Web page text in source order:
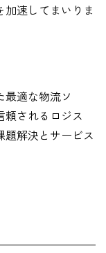
速してまいりま
適な物流ソ
頼されるロジス
題解決とサービス